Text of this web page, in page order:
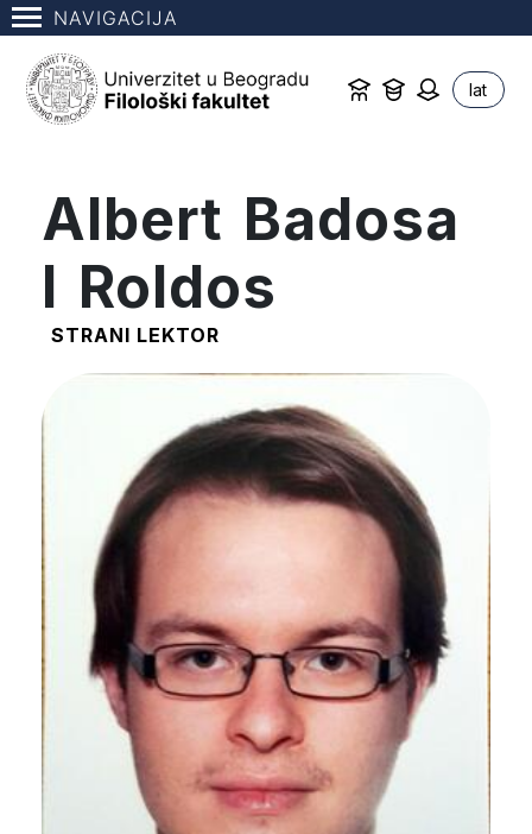
NAVIGACIJA
lat
Albert Badosa
I Roldos
STRANI LEKTOR